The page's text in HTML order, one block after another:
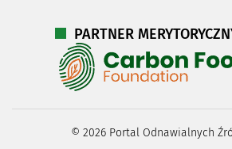
PARTNER
© 2026Portal Odnawialnych